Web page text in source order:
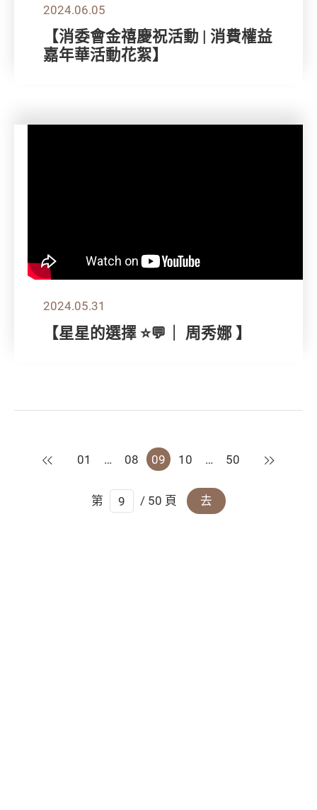
2024.06.05
【消委會金禧慶祝活動 | 消費權益
嘉年華活動花絮】
2024.05.31
【星星的選擇 ⭐💬｜ 周秀娜 】
上一頁
01 … 08 09 10 … 50 下一頁
第 / 50 頁 去